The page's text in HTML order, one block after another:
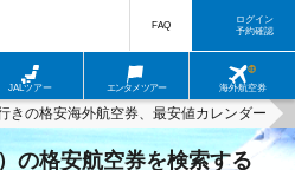
JALツアー エンタメツアー 海外航空券
FAQ
ログイン
予約確認
きの格安海外航空券、最安値カレンダー
の格安航空券を検索する